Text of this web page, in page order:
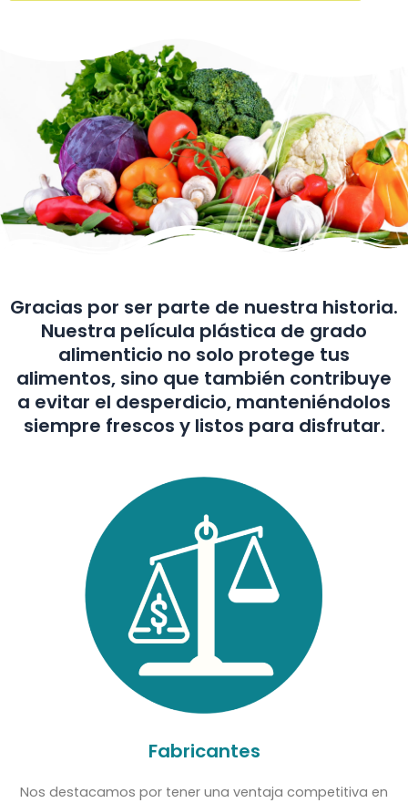
Gracias por ser parte de nuestra historia.
Nuestra película plástica de grado
alimenticio no solo protege tus
alimentos, sino que también contribuye
a evitar el desperdicio, manteniéndolos
siempre frescos y listos para disfrutar.
Fabricantes
Nos destacamos por tener una ventaja competitiva en